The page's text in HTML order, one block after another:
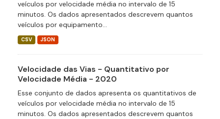
veículos por velocidade média no intervalo de 15
minutos. Os dados apresentados descrevem quantos
veículos por equipamento...
CSV JSON
Velocidade das Vias - Quantitativo por
Velocidade Média - 2020
Esse conjunto de dados apresenta os quantitativos de
veículos por velocidade média no intervalo de 15
minutos. Os dados apresentados descrevem quantos